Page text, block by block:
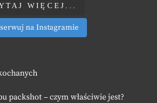
WIĘCEJ...
na Instagramie
packshot – czym właściwie jest?